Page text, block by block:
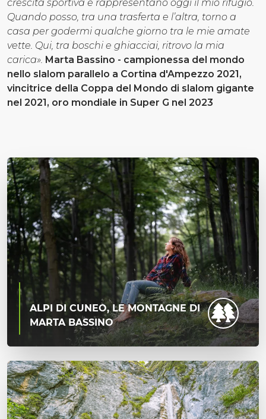
crescita sportiva e rappresentano oggi il mio rifugio.
Quando posso, tra una trasferta e l’altra, torno a
casa per godermi qualche giorno tra le mie amate
vette. Qui, tra boschi e ghiacciai, ritrovo la mia
carica». Marta Bassino - campionessa del mondo
nello slalom parallelo a Cortina d'Ampezzo 2021,
vincitrice della Coppa del Mondo di slalom gigante
nel 2021, oro mondiale in Super G nel 2023
ALPI DI CUNEO, LE MONTAGNE DI
MARTA BASSINO